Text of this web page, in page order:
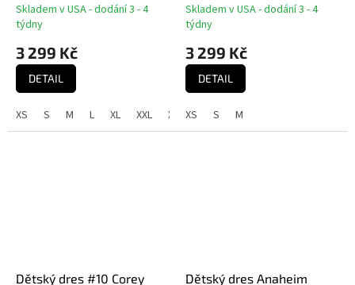
Skladem v USA - dodání 3 - 4
týdny
3 299 Kč
DETAIL
XS S M L XL XXL XXXL
Skladem v USA - dodání 3 - 4
týdny
3 299 Kč
DETAIL
XS S M
Dětský dres #10 Corey Dětský dres Anaheim